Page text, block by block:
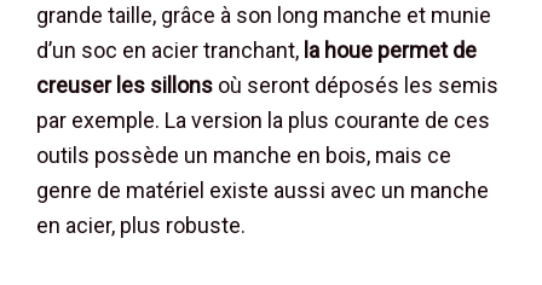
grande taille, grâce à son long manche et munie
d’un soc en acier tranchant, la houe permet de
creuser les sillons où seront déposés les semis
par exemple. La version la plus courante de ces
outils possède un manche en bois, mais ce
genre de matériel existe aussi avec un manche
en acier, plus robuste.